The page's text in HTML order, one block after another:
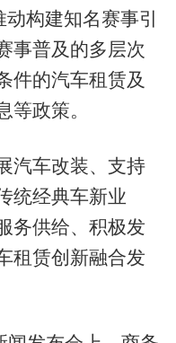
构建知名赛事引
事普及的多层次
件的汽车租赁及
等政策。
车改装、支持
统经典车新业
务供给、积极发
租赁创新融合发